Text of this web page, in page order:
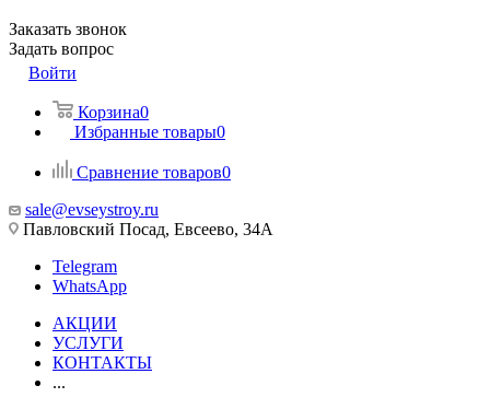
Заказать звонок
Задать вопрос
Войти
Корзина0
Избранные товары0
Сравнение товаров0
sale@evseystroy.ru
Павловский Посад, Евсеево, 34А
Telegram
WhatsApp
АКЦИИ
УСЛУГИ
КОНТАКТЫ
...